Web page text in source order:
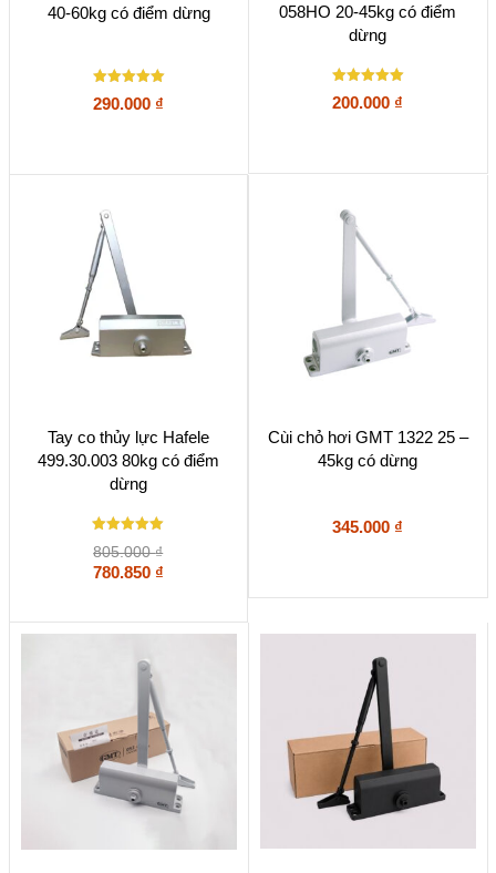
40-60kg có điểm dừng
Được xếp
hạng
290.000 ₫
058HO 20-45kg có điểm
dừng
Được xếp
hạng
200.000 ₫
Tay co thủy lực Hafele
499.30.003 80kg có điểm
dừng
Được xếp
hạng
5
805.000₫
780.850 ₫
Cùi chỏ hơi GMT 1322 25 –
45kg có dừng
345.000 ₫